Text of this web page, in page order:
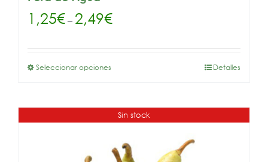
1,25€– 2,49€
Seleccionar opciones Detalles
Sin stock